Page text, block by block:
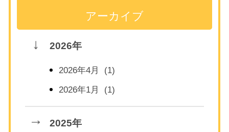
アーカイブ
2026年
2026年4月 (1)
2026年1月 (1)
2025年